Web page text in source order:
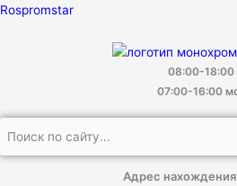
Перейти
Rospromstar
08:00-18:00
07:00-16:00
Адрес
Количество
Прокрутка